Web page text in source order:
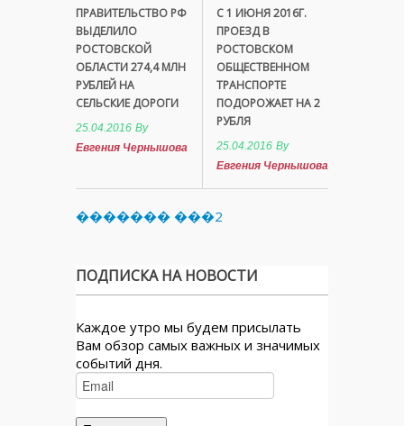
ПРАВИТЕЛЬСТВО РФ
ВЫДЕЛИЛО
РОСТОВСКОЙ
ОБЛАСТИ 274,4 МЛН
РУБЛЕЙ НА
СЕЛЬСКИЕ ДОРОГИ
25.04.2016 By
Евгения Чернышова
С 1 ИЮНЯ 2016Г.
ПРОЕЗД В
РОСТОВСКОМ
ОБЩЕСТВЕННОМ
ТРАНСПОРТЕ
ПОДОРОЖАЕТ НА 2
РУБЛЯ
25.04.2016 By
Евгения Чернышова
������� ���2
ПОДПИСКА НА НОВОСТИ
Каждое утро мы будем присылать
Вам обзор самых важных и значимых
событий дня.